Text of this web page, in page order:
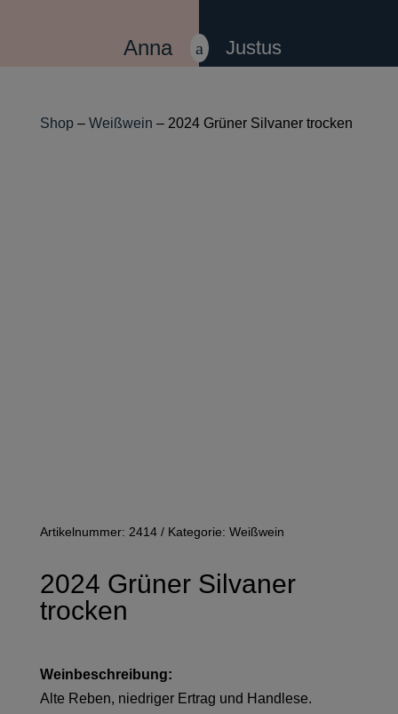
Anna a Justus
Shop– Weißwein – 2024 Grüner Silvaner trocken
Artikelnummer: 2414 Kategorie: Weißwein
2024 Grüner Silvaner
trocken
Weinbeschreibung:
Alte Reben, niedriger Ertrag und Handlese.